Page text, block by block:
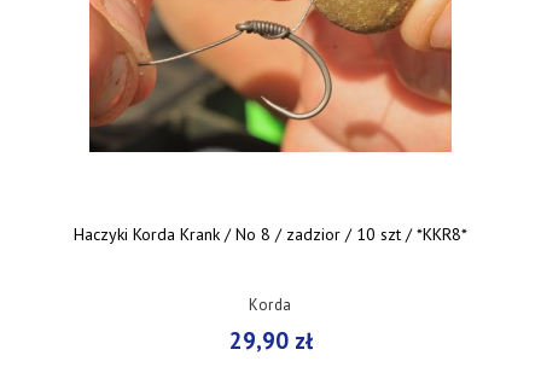
Haczyki Korda Krank / No 8 / zadzior / 10 szt / *KKR8*
Korda
29,90 zł